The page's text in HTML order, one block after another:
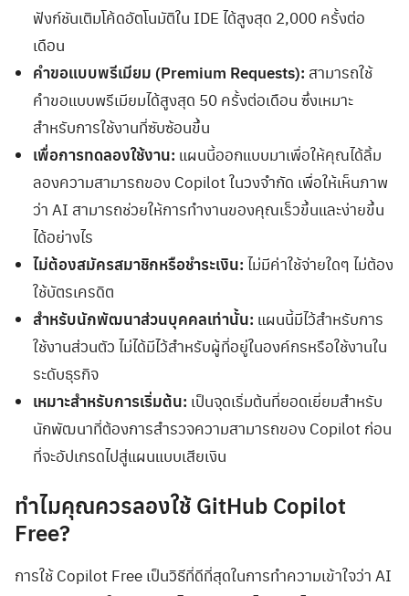
ฟังก์ชันเติมโค้ดอัตโนมัติใน IDE ได้สูงสุด 2,000 ครั้งต่อ
เดือน
คำขอแบบพรีเมียม (Premium Requests): สามารถใช้
คำขอแบบพรีเมียมได้สูงสุด 50 ครั้งต่อเดือน ซึ่งเหมาะ
สำหรับการใช้งานที่ซับซ้อนขึ้น
เพื่อการทดลองใช้งาน: แผนนี้ออกแบบมาเพื่อให้คุณได้ลิ้ม
ลองความสามารถของ Copilot ในวงจำกัด เพื่อให้เห็นภาพ
ว่า AI สามารถช่วยให้การทำงานของคุณเร็วขึ้นและง่ายขึ้น
ได้อย่างไร
ไม่ต้องสมัครสมาชิกหรือชำระเงิน: ไม่มีค่าใช้จ่ายใดๆ ไม่ต้อง
ใช้บัตรเครดิต
สำหรับนักพัฒนาส่วนบุคคลเท่านั้น: แผนนี้มีไว้สำหรับการ
ใช้งานส่วนตัว ไม่ได้มีไว้สำหรับผู้ที่อยู่ในองค์กรหรือใช้งานใน
ระดับธุรกิจ
เหมาะสำหรับการเริ่มต้น: เป็นจุดเริ่มต้นที่ยอดเยี่ยมสำหรับ
นักพัฒนาที่ต้องการสำรวจความสามารถของ Copilot ก่อน
ที่จะอัปเกรดไปสู่แผนแบบเสียเงิน
ทำไมคุณควรลองใช้ GitHub Copilot
Free?
การใช้ Copilot Free เป็นวิธีที่ดีที่สุดในการทำความเข้าใจว่า AI